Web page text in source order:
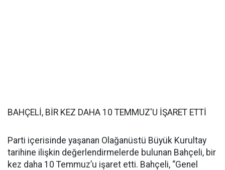
BAHÇELİ, BİR KEZ DAHA 10 TEMMUZ'U İŞARET ETTİ
Parti içerisinde yaşanan Olağanüstü Büyük Kurultay
tarihine ilişkin değerlendirmelerde bulunan Bahçeli, bir
kez daha 10 Temmuz’u işaret etti. Bahçeli, “Genel